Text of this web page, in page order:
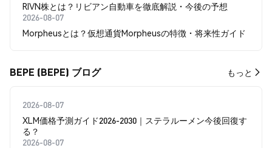
RIVN株とは？リビアン自動車を徹底解説・今後の予想
2026-08-07
Morpheusとは？仮想通貨Morpheusの特徴・将来性ガイド
BEPE (BEPE) ブログ もっと
2026-08-07
XLM価格予測ガイド2026-2030｜ステラルーメン今後回復す
る？
2026-08-07